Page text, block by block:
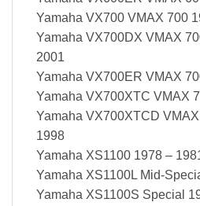
Yamaha VX700 VMAX 700
Yamaha VX700DX VMAX
2001
Yamaha VX700ER VMAX
Yamaha VX700XTC VMAX
Yamaha VX700XTCD
1998
Yamaha XS1100 1978 –
Yamaha XS1100L Mid-
Yamaha XS1100S Special